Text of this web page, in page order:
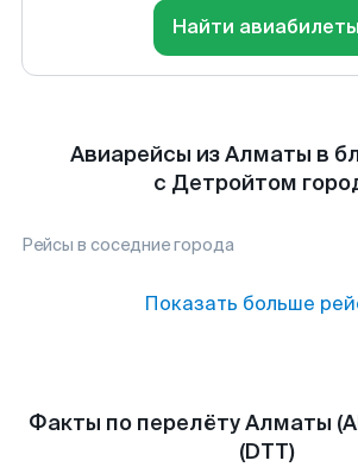
Найти авиабилеты
Авиарейсы из Алматы в
с Детройтом
Рейсы в соседние города
Показать больше
Факты по перелёту Алматы
(DTT)